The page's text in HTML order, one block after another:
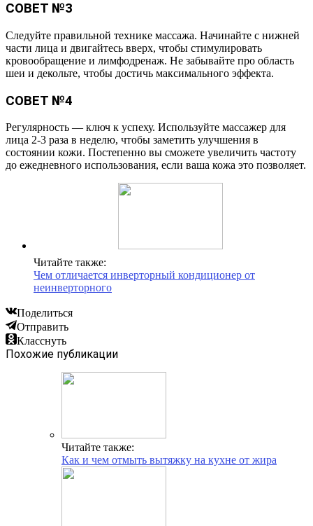
СОВЕТ №3
Следуйте правильной технике массажа. Начинайте с нижней
части лица и двигайтесь вверх, чтобы стимулировать
кровообращение и лимфодренаж. Не забывайте про область
шеи и декольте, чтобы достичь максимального эффекта.
СОВЕТ №4
Регулярность — ключ к успеху. Используйте массажер для
лица 2-3 раза в неделю, чтобы заметить улучшения в
состоянии кожи. Постепенно вы сможете увеличить частоту
до ежедневного использования, если ваша кожа это позволяет.
Читайте также:
Чем отличается инверторный кондиционер от
неинверторного
Поделиться
Отправить
Класснуть
Похожие публикации
Читайте также:
Как и чем отмыть вытяжку на кухне от жира